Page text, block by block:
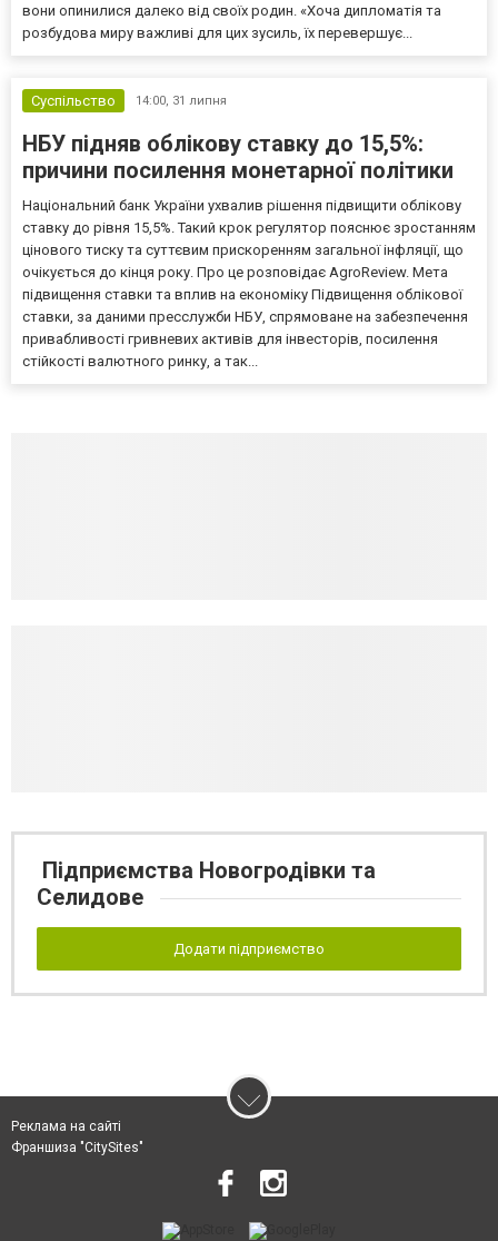
вони опинилися далеко від своїх родин. «Хоча дипломатія та
розбудова миру важливі для цих зусиль, їх перевершує...
Суспільство 14:00, 31 липня
НБУ підняв облікову ставку до 15,5%:
причини посилення монетарної політики
Національний банк України ухвалив рішення підвищити облікову
ставку до рівня 15,5%. Такий крок регулятор пояснює зростанням
цінового тиску та суттєвим прискоренням загальної інфляції, що
очікується до кінця року. Про це розповідає AgroReview. Мета
підвищення ставки та вплив на економіку Підвищення облікової
ставки, за даними пресслужби НБУ, спрямоване на забезпечення
привабливості гривневих активів для інвесторів, посилення
стійкості валютного ринку, а так...
Підприємства Новогродівки та
Селидове
Додати підприємство
Реклама на сайті
Франшиза "CitySites"